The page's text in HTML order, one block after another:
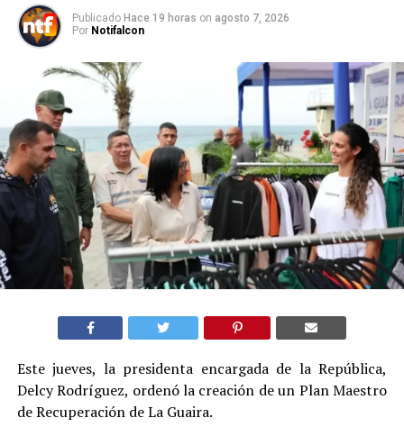
Publicado Hace 19 horas on agosto 7, 2026
Por Notifalcon
Este jueves, la presidenta encargada de la República,
Delcy Rodríguez, ordenó la creación de un Plan Maestro
de Recuperación de La Guaira.